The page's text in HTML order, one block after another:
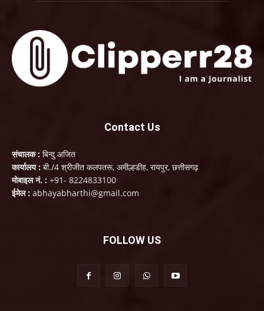
Contact Us
संचालक : बिन्दु अजित
कार्यालय : बी./4 श्रीजीत कलपतरू, अमील्हडीह, रायपुर, छत्तीसगढ़
मोबाइल नं. : +91- 8224833100
ईमेल : abhayabharthi@gmail.com
FOLLOW US